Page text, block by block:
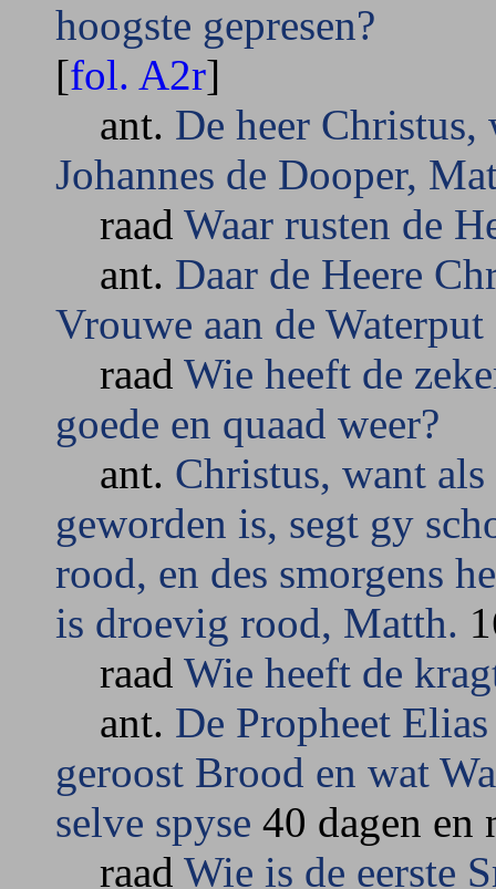
hoogste gepresen?
[fol. A2r]
ant. De heer
Johannes de Dooper,
raad Waar rusten de
ant. Daar de Heere
Vrouwe aan de
raad Wie heeft de
goede en quaad weer?
ant. Christus, want
geworden is, segt gy
rood, en des smorgens
is droevig rood, Matth.
raad Wie heeft de
ant. De Propheet
geroost Brood en wat
selve spyse 40 dagen en
raad Wie is de eerste